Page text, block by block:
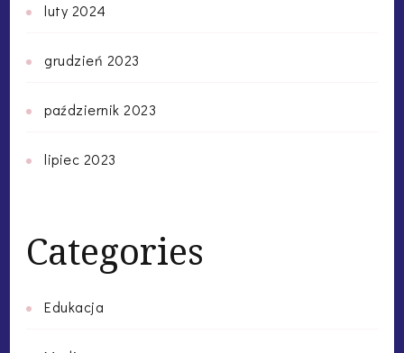
luty 2024
grudzień 2023
październik 2023
lipiec 2023
Categories
Edukacja